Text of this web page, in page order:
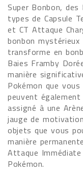
Super Bonbon,
types de Capsule
et CT Attaque
bonbon
transforme en
Baies Framby
manière
Pokémon que
peuvent
assigné à une
jauge de
objets que vous
manière
Attaque
Pokémon.